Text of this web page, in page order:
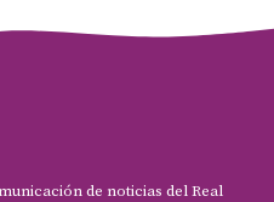
de noticias del Real